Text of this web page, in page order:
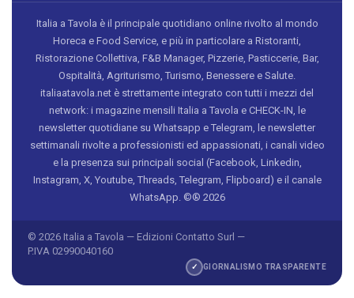
Italia a Tavola è il principale quotidiano online rivolto al mondo
Horeca e Food Service, e più in particolare a Ristoranti,
Ristorazione Collettiva, F&B Manager, Pizzerie, Pasticcerie, Bar,
Ospitalità, Agriturismo, Turismo, Benessere e Salute.
italiaatavola.net è strettamente integrato con tutti i mezzi del
network: i magazine mensili Italia a Tavola e CHECK-IN, le
newsletter quotidiane su Whatsapp e Telegram, le newsletter
settimanali rivolte a professionisti ed appassionati, i canali video
e la presenza sui principali social (Facebook, Linkedin,
Instagram, X, Youtube, Threads, Telegram, Flipboard) e il canale
WhatsApp. ©® 2026
© 2026 Italia a Tavola — Edizioni Contatto Surl —
P.IVA 02990040160
✓ GIORNALISMO TRASPARENTE